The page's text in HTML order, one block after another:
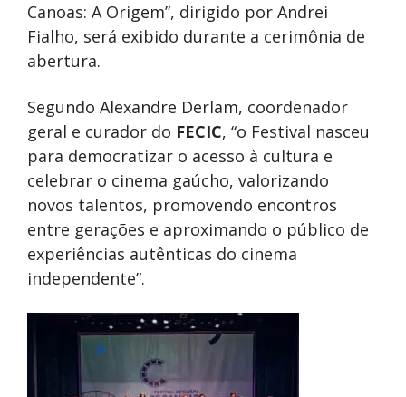
Canoas: A Origem”, dirigido por Andrei
Fialho, será exibido durante a cerimônia de
abertura.
Segundo Alexandre Derlam, coordenador
geral e curador do FECIC, “o Festival nasceu
para democratizar o acesso à cultura e
celebrar o cinema gaúcho, valorizando
novos talentos, promovendo encontros
entre gerações e aproximando o público de
experiências autênticas do cinema
independente”.